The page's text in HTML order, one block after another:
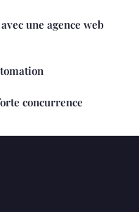
une agence web
concurrence